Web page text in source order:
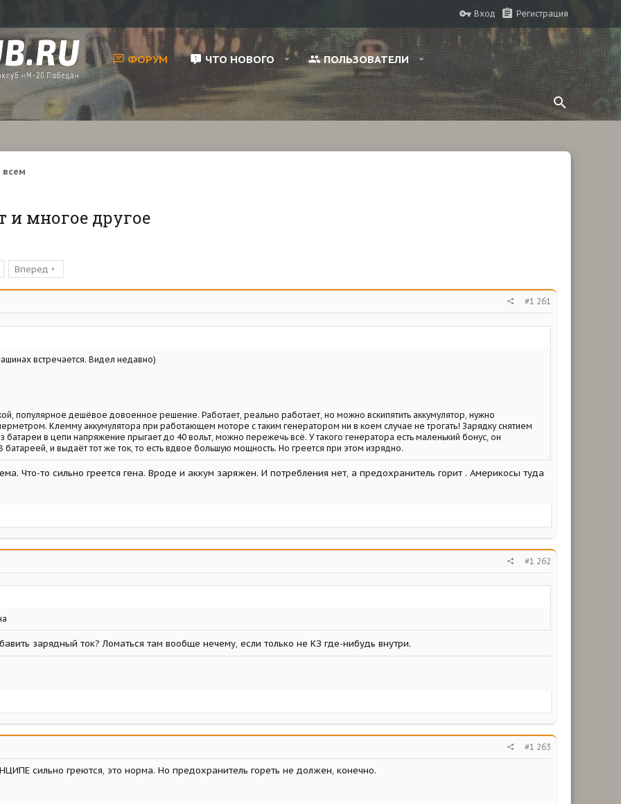
Вход Регистрация
ФОРУМ ЧТО НОВОГО ПОЛЬЗОВАТЕЛИ
всем
и многое другое
Вперед
#1 261
встречается. Видел недавно)
популярное дешёвое довоенное решение. Работает, реально работает, но можно вскипятить аккумулятор, нужно
Клемму аккумулятора при работающем моторе с таким генератором ни в коем случае не трогать! Зарядку снятием
батареи в цепи напряжение прыгает до 40 вольт, можно пережечь всё. У такого генератора есть маленький бонус, он
батареей, и выдаёт тот же ток, то есть вдвое большую мощность. Но греется при этом изрядно.
Что-то сильно греется гена. Вроде и аккум заряжен. И потребления нет, а предохранитель горит . Америкосы туда
#1 262
зарядный ток? Ломаться там вообще нечему, если только не КЗ где-нибудь внутри.
#1 263
сильно греются, это норма. Но предохранитель гореть не должен, конечно.